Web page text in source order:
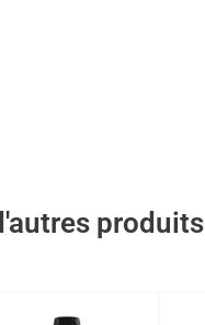
produits